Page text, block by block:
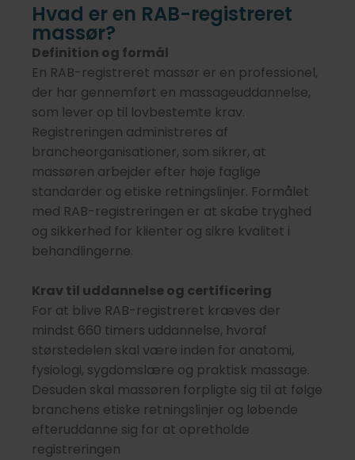
Hvad er en RAB-registreret
massør?
Definition og formål
En RAB-registreret massør er en professionel,
der har gennemført en massageuddannelse,
som lever op til lovbestemte krav.
Registreringen administreres af
brancheorganisationer, som sikrer, at
massøren arbejder efter høje faglige
standarder og etiske retningslinjer. Formålet
med RAB-registreringen er at skabe tryghed
og sikkerhed for klienter og sikre kvalitet i
behandlingerne.
Krav til uddannelse og certificering
For at blive RAB-registreret kræves der
mindst 660 timers uddannelse, hvoraf
størstedelen skal være inden for anatomi,
fysiologi, sygdomslære og praktisk massage.
Desuden skal massøren forpligte sig til at følge
branchens etiske retningslinjer og løbende
efteruddanne sig for at opretholde
registreringen